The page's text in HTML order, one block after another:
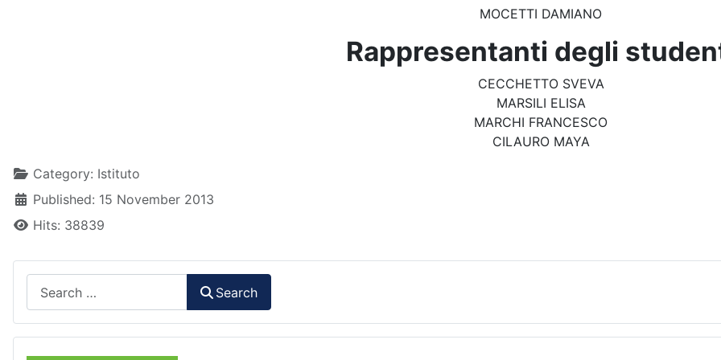
MOCETTI DAMIANO
Rappresentanti degli
CECCHETTO SVEVA
MARSILI ELISA
MARCHI FRANCESCO
CILAURO MAYA
DetailsCategory: Istituto
Published: 15 November 2013
Hits: 38839
Search